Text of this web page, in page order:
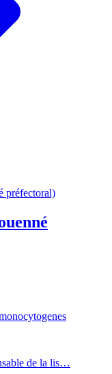
préfectoral)
de la lis…